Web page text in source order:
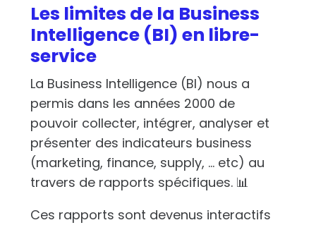
Les limites de la Business
Intelligence (BI) en libre-
service
La Business Intelligence (BI) nous a
permis dans les années 2000 de
pouvoir collecter, intégrer, analyser et
présenter des indicateurs business
(marketing, finance, supply, … etc) au
travers de rapports spécifiques. 📊
Ces rapports sont devenus interactifs